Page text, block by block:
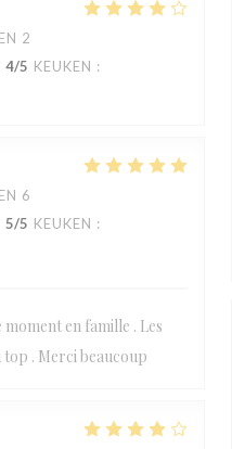
2
4/5 KEUKEN :
6
5/5 KEUKEN :
en famille . Les
. Merci beaucoup